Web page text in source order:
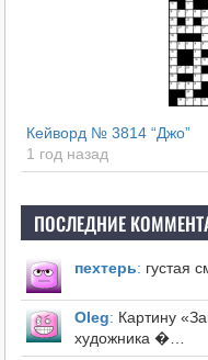
Кейворд № 3814 “Джо”
1 год назад
ПОСЛЕДНИЕ
пехтерь: густая
Оleg: Картину
художника �…